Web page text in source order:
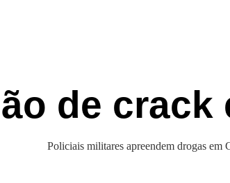
de crack